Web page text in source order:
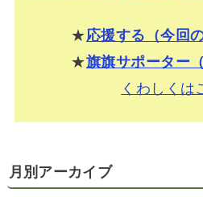
★応援する（今回
★旗旗サポーター
くわしくは
月別アーカイブ